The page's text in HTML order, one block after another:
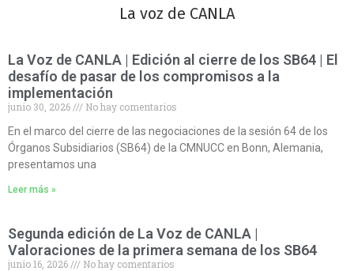
La voz de CANLA
La Voz de CANLA | Edición al cierre de los SB64 | El
desafío de pasar de los compromisos a la
implementación
junio 30, 2026
No hay comentarios
En el marco del cierre de las negociaciones de la sesión 64 de los
Órganos Subsidiarios (SB64) de la CMNUCC en Bonn, Alemania,
presentamos una
Leer más »
Segunda edición de La Voz de CANLA |
Valoraciones de la primera semana de los SB64
junio 16, 2026
No hay comentarios